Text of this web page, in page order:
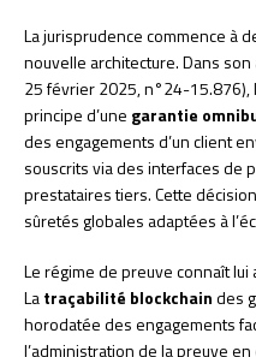
La jurisprudence commence à
nouvelle architecture. Dans
25 février 2025, n°24-15.876),
principe d’une garantie
des engagements d’un client
souscrits via des interfaces de
prestataires tiers. Cette
sûretés globales adaptées à
Le régime de preuve connaît
Latraçabilité blockchaindes
horodatée des engagements
l’administration de la preuve